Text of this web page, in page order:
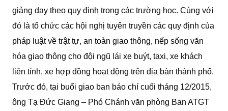
giảng dạy theo quy định trong các trường học. Cùng với
đó là tổ chức các hội nghị tuyên truyền các quy định của
pháp luật về trật tự, an toàn giao thông, nếp sống văn
hóa giao thông cho đội ngũ lái xe buýt, taxi, xe khách
liên tỉnh, xe hợp đồng hoạt động trên địa bàn thành phố.
Trước đó, tại buổi giao ban báo chí cuối tháng 12/2015,
ông Tạ Đức Giang – Phó Chánh văn phòng Ban ATGT